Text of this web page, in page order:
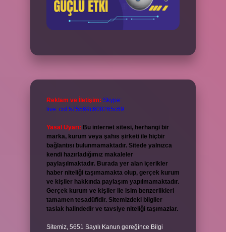
Reklam ve İletişim: Skype:
live:.cid.575569c608265c69
Yasal Uyarı: Bu internet sitesi, herhangi bir
marka, kurum veya şahıs şirketi ile hiçbir
bağlantısı bulunmamaktadır. Sitede yalnızca
kendi hazırladığımız makaleler
paylaşılmaktadır. Burada yer alan içerikler
haber niteliği taşımamakta olup, gerçek kurum
ve kişiler hakkında paylaşım yapılmamaktadır.
Gerçek kurum ve kişiler ile isim benzerlikleri
tamamen tesadüfidir. Sitemizdeki bilgiler
taslak halindedir ve tavsiye niteliği taşımazlar.
Sitemiz, 5651 Sayılı Kanun gereğince Bilgi